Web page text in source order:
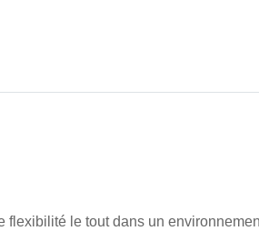
le tout dans un